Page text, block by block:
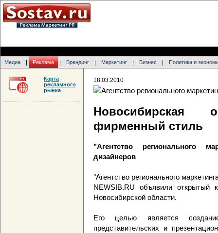
Медиа Реклама Брендинг Маркетинг Бизнес Политика и
18.03.2010
фирменный стиль
"Агентство регионального
дизайнеров
"Агентство регионального
NEWSIB.RU объявили открытый
Новосибирской области.
Его целью является
представительских и
Карта
рекламного
рынка